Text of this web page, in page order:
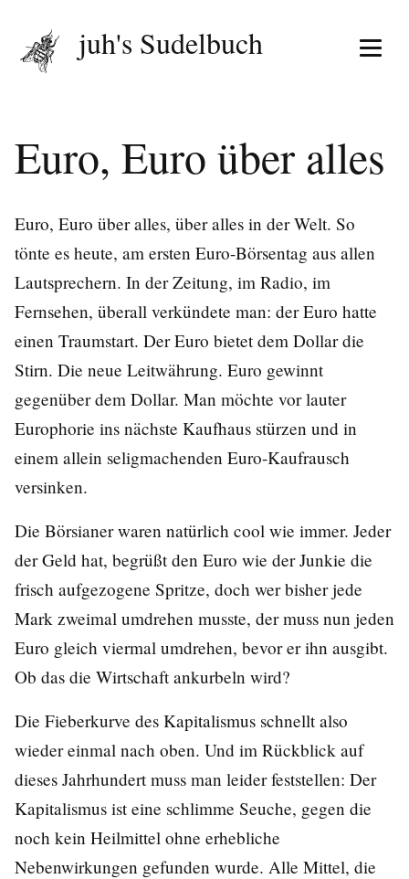
Menü
juh's Sudelbuch
Euro, Euro über alles
Euro, Euro über alles, über alles in der Welt. So
tönte es heute, am ersten Euro-Börsentag aus allen
Lautsprechern. In der Zeitung, im Radio, im
Fernsehen, überall verkündete man: der Euro hatte
einen Traumstart. Der Euro bietet dem Dollar die
Stirn. Die neue Leitwährung. Euro gewinnt
gegenüber dem Dollar. Man möchte vor lauter
Europhorie ins nächste Kaufhaus stürzen und in
einem allein seligmachenden Euro-Kaufrausch
versinken.
Die Börsianer waren natürlich cool wie immer. Jeder
der Geld hat, begrüßt den Euro wie der Junkie die
frisch aufgezogene Spritze, doch wer bisher jede
Mark zweimal umdrehen musste, der muss nun jeden
Euro gleich viermal umdrehen, bevor er ihn ausgibt.
Ob das die Wirtschaft ankurbeln wird?
Die Fieberkurve des Kapitalismus schnellt also
wieder einmal nach oben. Und im Rückblick auf
dieses Jahrhundert muss man leider feststellen: Der
Kapitalismus ist eine schlimme Seuche, gegen die
noch kein Heilmittel ohne erhebliche
Nebenwirkungen gefunden wurde. Alle Mittel, die